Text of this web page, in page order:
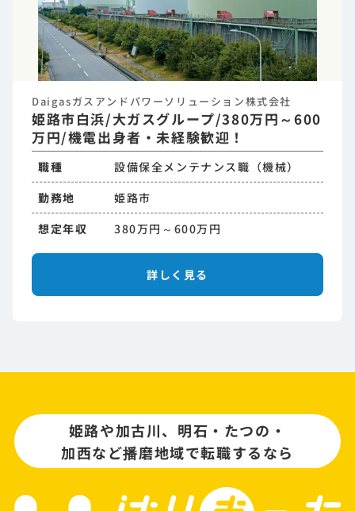
Daigasガスアンドパワーソリューション株式会社
姫路市白浜/大ガスグループ/380万円～600
万円/機電出身者・未経験歓迎！
職種
設備保全メンテナンス職（機械）
勤務地
姫路市
想定年収
380万円～600万円
詳しく見る
姫路や加古川、明石・たつの・
加西など播磨地域で転職するなら